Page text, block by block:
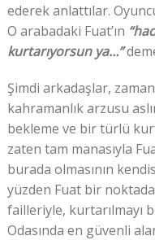
ederek anlattılar.
O arabadaki Fuat’ın
kurtarıyorsun ya…”
Şimdi arkadaşlar,
kahramanlık arzusu
bekleme ve bir türlü
zaten tam manasıyla
burada olmasının
yüzden Fuat bir
failleriyle, kurtarılmayı
Odasında en güvenli